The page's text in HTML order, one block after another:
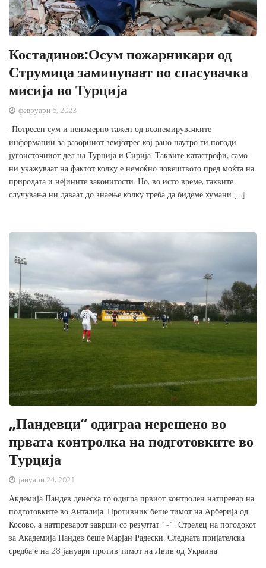
Костадинов:Осум пожарникари од
Струмица заминуваат во спасувачка
мисија во Турција
февруари 6, 2023
-Потресен сум и неизмерно тажен од вознемирувачките
информации за разорниот земјотрес кој рано наутро ги погоди
југоисточниот дел на Турција и Сирија. Таквите катастрофи, само
ни укажуваат на фактот колку е немоќно човештвото пред моќта на
природата и нејините законитости. Но, во исто време, таквите
случувања ни даваат до знаење колку треба да бидеме хумани […]
„Пандевци“ одиграа нерешено во
првата контролка на подготовките во
Турција
јануари 24, 2021
Акдемија Пандев денеска го одигра првиот контролен натпревар на
подготовките во Анталија. Противник беше тимот на Арберија од
Косово, а натпреварот заврши со резултат 1-1. Стрелец на погодокот
за Академија Пандев беше Марјан Радески. Следната пријателска
средба е на 28 јануари против тимот на Лвив од Украина.